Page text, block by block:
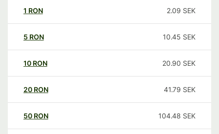
1 RON 2.09 SEK
5 RON 10.45 SEK
10 RON 20.90 SEK
20 RON 41.79 SEK
50 RON 104.48 SEK